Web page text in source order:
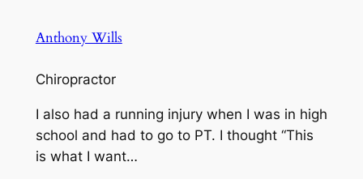
Anthony Wills
Chiropractor
I also had a running injury when I was in high
school and had to go to PT. I thought “This
is what I want…